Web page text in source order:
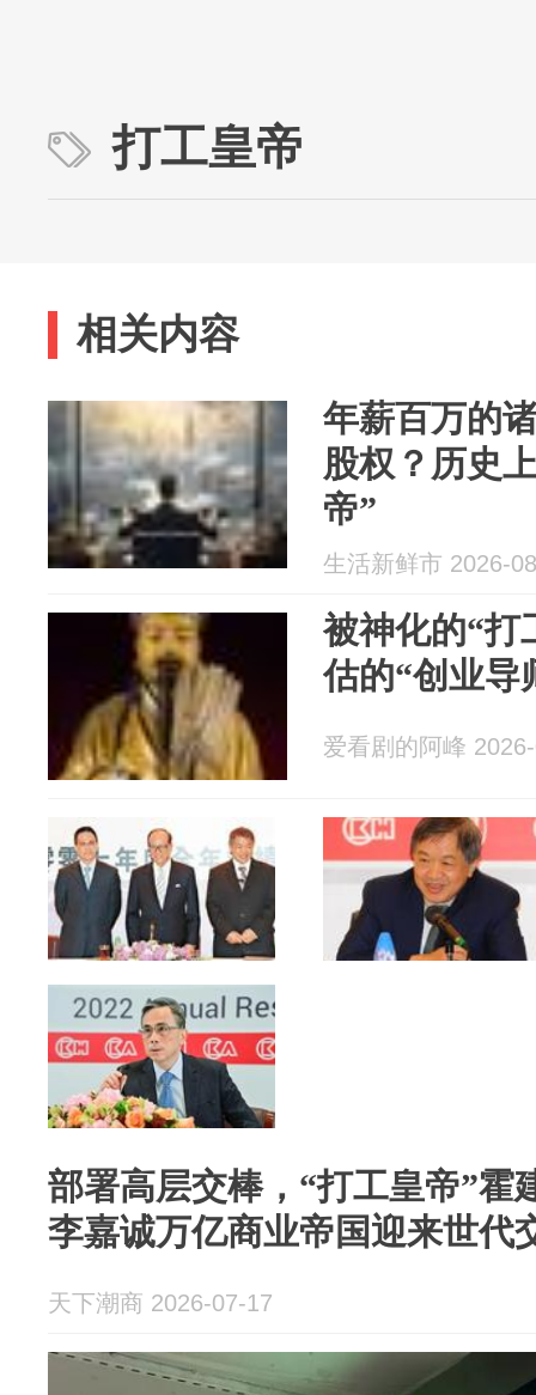
打工皇帝
相关内容
年薪百万的
股权？历史
帝”
生活新鲜市 2026-
被神化的“打
估的“创业导
爱看剧的阿峰
部署高层交棒，“打工皇帝”霍
李嘉诚万亿商业帝国迎来世代
天下潮商 2026-07-17